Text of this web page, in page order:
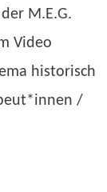
M.E.G.
Video
historisch
/